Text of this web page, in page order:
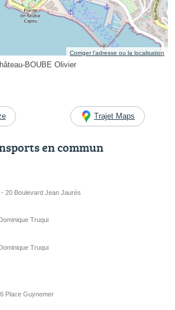
Corriger l’adresse ou la localisation
BOUBE Olivier
Trajet Maps
en commun
20 Boulevard Jean Jaurès
Truqui
Truqui
Place Guynemer